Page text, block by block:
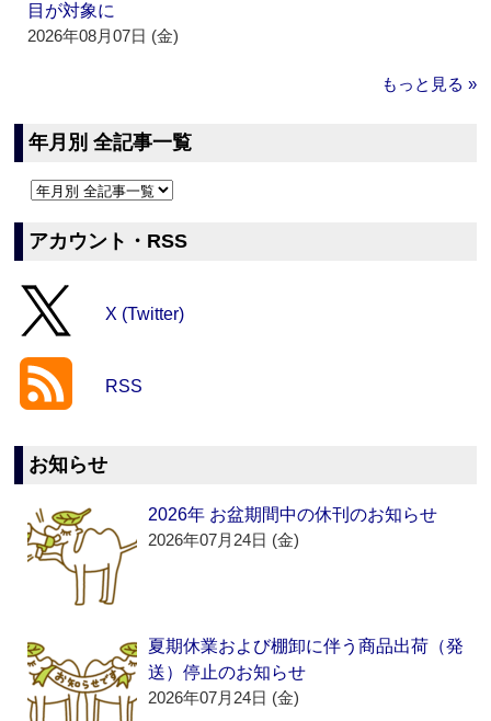
目が対象に
2026年08月07日 (金)
もっと見る »
年月別 全記事一覧
アカウント・RSS
X (Twitter)
RSS
お知らせ
2026年 お盆期間中の休刊のお知らせ
2026年07月24日 (金)
夏期休業および棚卸に伴う商品出荷（発
送）停止のお知らせ
2026年07月24日 (金)